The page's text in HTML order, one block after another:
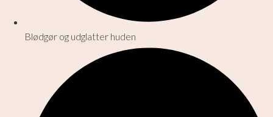
Blødgør og udglatter huden